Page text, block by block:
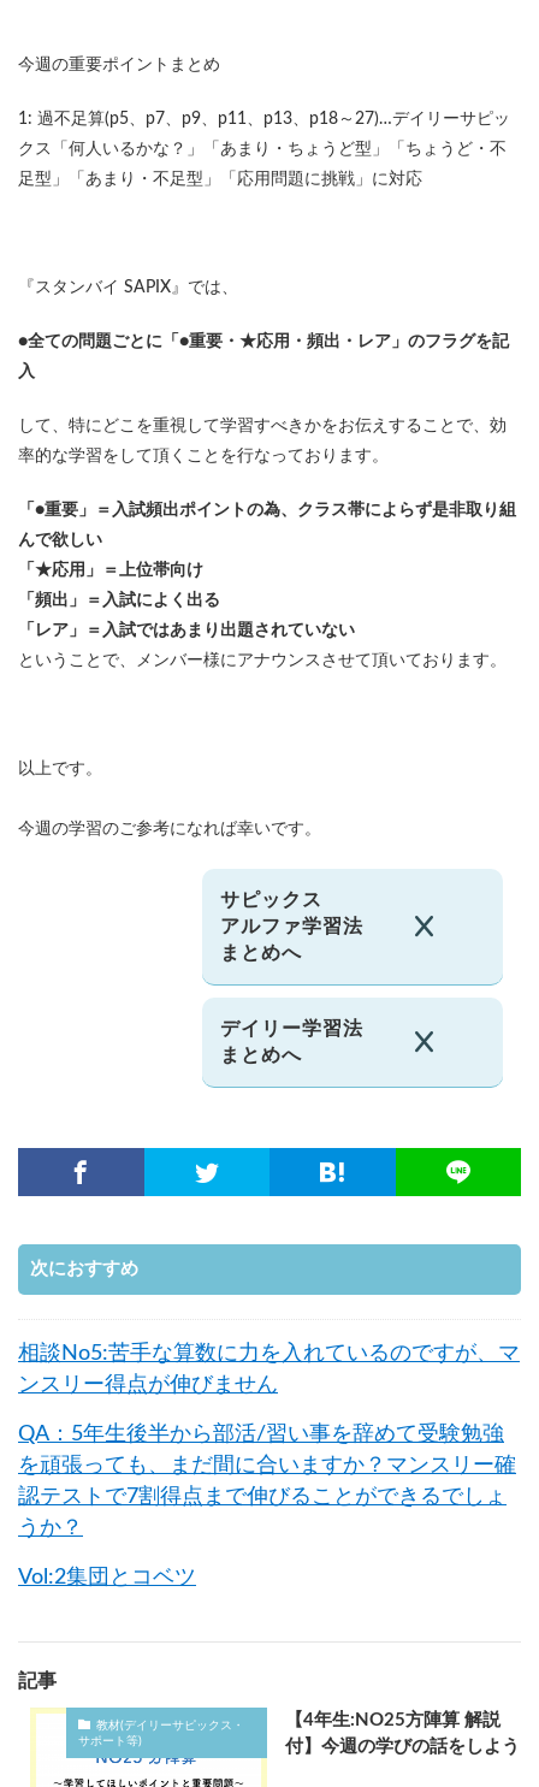
今週の重要ポイントまとめ
1: 過不足算(p5、p7、p9、p11、p13、p18～27)…デイリーサピッ
クス「何人いるかな？」「あまり・ちょうど型」「ちょうど・不
足型」「あまり・不足型」「応用問題に挑戦」に対応
『スタンバイ SAPIX』では、
●全ての問題ごとに「●重要・★応用・頻出・レア」のフラグを記
入
して、特にどこを重視して学習すべきかをお伝えすることで、効
率的な学習をして頂くことを行なっております。
「●重要」＝入試頻出ポイントの為、クラス帯によらず是非取り組
んで欲しい
「★応用」＝上位帯向け
「頻出」＝入試によく出る
「レア」＝入試ではあまり出題されていない
ということで、メンバー様にアナウンスさせて頂いております。
以上です。
今週の学習のご参考になれば幸いです。
サピックス
アルファ学習法
まとめへ
デイリー学習法
まとめへ
次におすすめ
相談No5:苦手な算数に力を入れているのですが、マ
ンスリー得点が伸びません
QA：5年生後半から部活/習い事を辞めて受験勉強
を頑張っても、まだ間に合いますか？マンスリー確
認テストで7割得点まで伸びることができるでしょ
うか？
Vol:2集団とコベツ
記事
教材(デイリーサピックス・
サポート等)
【4年生:NO25方陣算 解説
付】今週の学びの話をしよう